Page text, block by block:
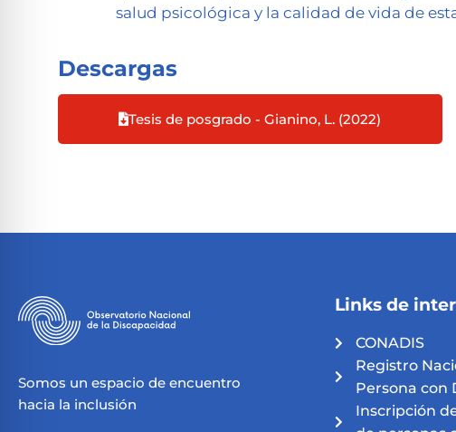
salud psicológica y la calidad de vida de
Descargas
Tesis de posgrado - Gianino, L. (2022)
Somos un espacio de encuentro
hacia la inclusión
Links de
CONADIS
Registro
Persona con
Inscripción